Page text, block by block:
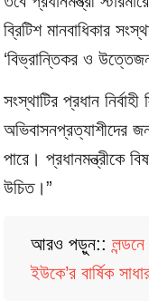
ব্রিটিশ মানবাধিকার
‘বিভ্রান্তিকর ও
সংস্থাটির প্রধান
অভিবাসনপ্রত্যাশীদের
পারে। প্রধানমন্ত্রীকে
উচিত।”
আরও পড়ুন::
ইউকে’র বার্ষিক